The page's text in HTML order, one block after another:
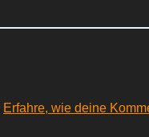
Erfahre, wie deine